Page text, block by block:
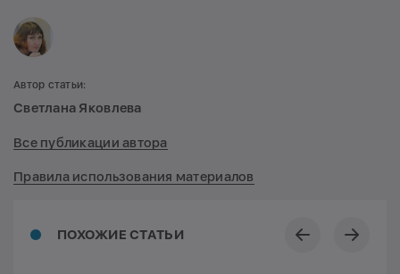
ПОХОЖИЕ СТАТЬИ
Автор статьи:
Светлана Яковлева
Все публикации автора
Правила использования материалов